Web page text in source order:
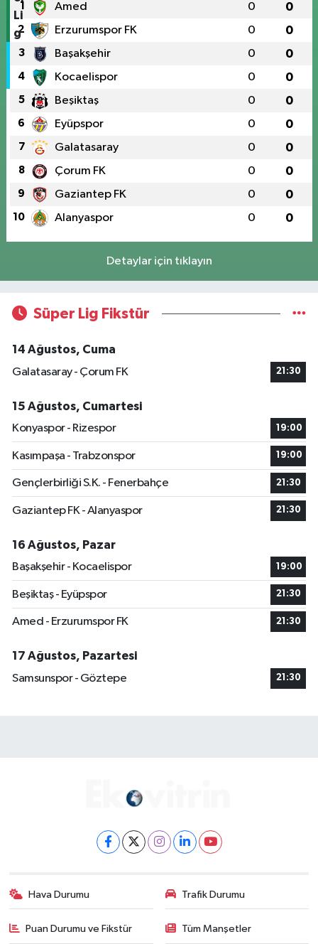
1 Amed 0 0
2 Erzurumspor FK 0 0
3 Başakşehir 0 0
4 Kocaelispor 0 0
5 Beşiktaş 0 0
6 Eyüpspor 0 0
7 Galatasaray 0 0
8 Çorum FK 0 0
9 Gaziantep FK 0 0
10 Alanyaspor 0 0
Detaylar için tıklayın
Süper Lig Fikstür
14 Ağustos, Cuma
Galatasaray - Çorum FK
21:30
15 Ağustos, Cumartesi
Konyaspor - Rizespor
19:00
Kasımpaşa - Trabzonspor 19:00
Gençlerbirliği S.K. - Fenerbahçe 21:30
Gaziantep FK - Alanyaspor 21:30
16 Ağustos, Pazar
Başakşehir - Kocaelispor
19:00
Beşiktaş - Eyüpspor 21:30
Amed - Erzurumspor FK 21:30
17 Ağustos, Pazartesi
Samsunspor - Göztepe
21:30
Hava Durumu Trafik Durumu
Puan Durumu ve Fikstür Tüm Manşetler